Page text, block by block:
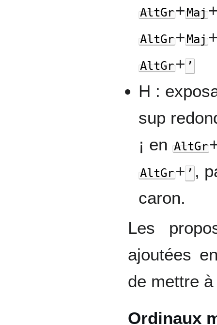
AltGr+Maj
AltGr+Maj
AltGr+ ’
H :
sup
¡ enAltGr
AltGr+ ’ ,
caron.
Les
ajoutées
de mettre
Ordinaux